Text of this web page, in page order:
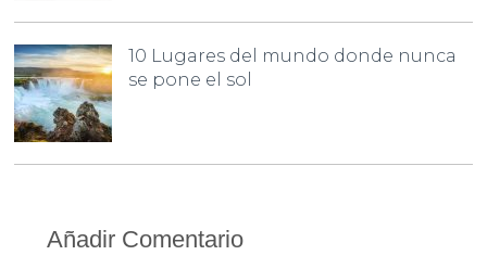
10 Lugares del mundo donde nunca
se pone el sol
Añadir Comentario